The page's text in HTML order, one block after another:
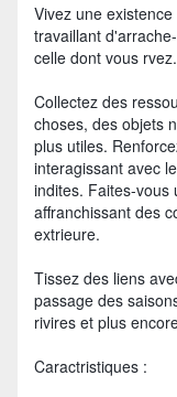
Vivez une
travaillant
celle dont vous rvez.
Collectez des
choses, des objets
plus utiles.
interagissant avec
indites. Faites-vous
affranchissant des
extrieure.
Tissez des liens
passage des
rivires et plus
Caractristiques :